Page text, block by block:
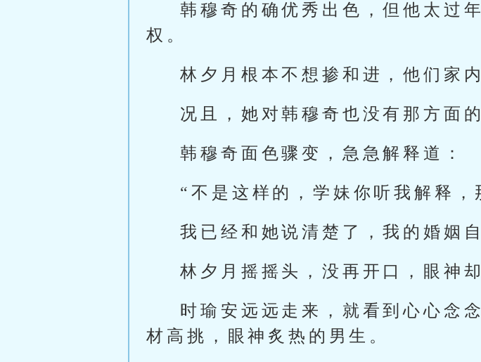
韩穆奇的确优秀出色，但他太过
权。
林夕月根本不想掺和进，他们家
况且，她对韩穆奇也没有那方面
韩穆奇面色骤变，急急解释道：
“不是这样的，学妹你听我解释，
我已经和她说清楚了，我的婚姻
林夕月摇摇头，没再开口，眼神
时瑜安远远走来，就看到心心念
材高挑，眼神炙热的男生。